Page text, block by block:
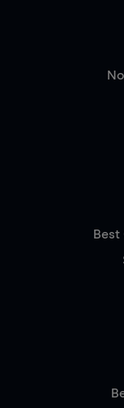
Best